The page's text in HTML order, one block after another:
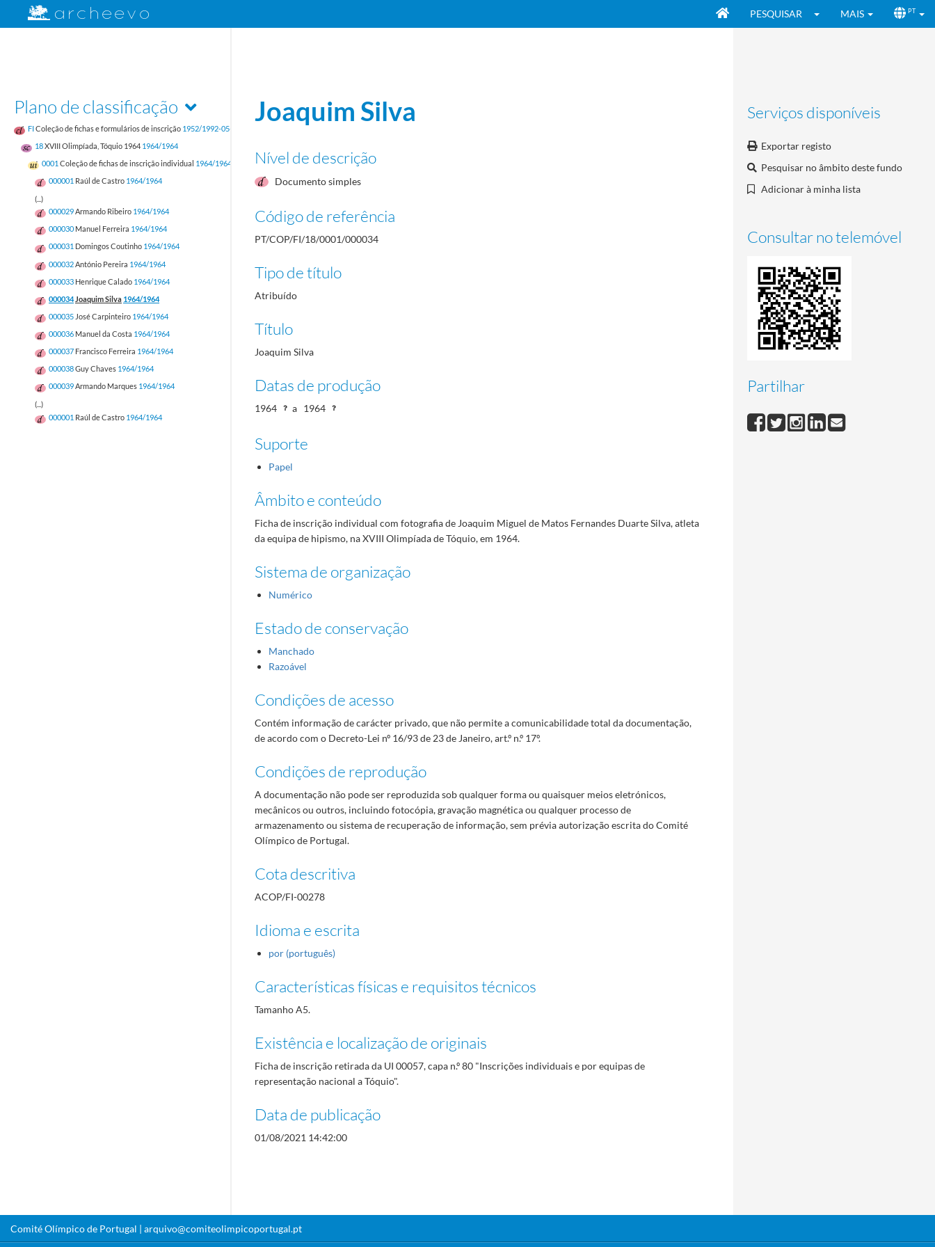
PESQUISAR MAIS PT
Plano de classificação
FIColeção de fichas e formulários de inscrição 1952/1992-05-17
18XVIII Olimpíada, Tóquio 1964 1964/1964
0001 Coleção de fichas de inscrição individual 1964/1964
000001 Raúl de Castro 1964/1964
(...)
000029Armando Ribeiro 1964/1964
000030 Manuel Ferreira 1964/1964
000031 Domingos Coutinho 1964/1964
000032António Pereira 1964/1964
000033 Henrique Calado 1964/1964
000034 Joaquim Silva 1964/1964
000035 José Carpinteiro 1964/1964
000036 Manuel da Costa 1964/1964
000037 Francisco Ferreira 1964/1964
000038Guy Chaves 1964/1964
000039Armando Marques 1964/1964
(...)
000001 Raúl de Castro 1964/1964
Serviços disponíveis
Exportar registo
Pesquisar no âmbito deste fundo
Adicionar à minha lista
Consultar no telemóvel
Partilhar
Joaquim Silva
Nível de descrição
Documento simples
Código de referência
PT/COP/FI/18/0001/000034
Tipo de título
Atribuído
Título
Joaquim Silva
Datas de produção
1964 a 1964
Suporte
Papel
Âmbito e conteúdo
Ficha de inscrição individual com fotografia de Joaquim Miguel de Matos Fernandes Duarte Silva, atleta
da equipa de hipismo, na XVIII Olimpíada de Tóquio, em 1964.
Sistema de organização
Numérico
Estado de conservação
Manchado
Razoável
Condições de acesso
Contém informação de carácter privado, que não permite a comunicabilidade total da documentação,
de acordo com o Decreto-Lei nº 16/93 de 23 de Janeiro, art.º n.º 17º.
Condições de reprodução
A documentação não pode ser reproduzida sob qualquer forma ou quaisquer meios eletrónicos,
mecânicos ou outros, incluindo fotocópia, gravação magnética ou qualquer processo de
armazenamento ou sistema de recuperação de informação, sem prévia autorização escrita do Comité
Olímpico de Portugal.
Cota descritiva
ACOP/FI-00278
Idioma e escrita
por (português)
Características físicas e requisitos técnicos
Tamanho A5.
Existência e localização de originais
Ficha de inscrição retirada da UI 00057, capa n.º 80 "Inscrições individuais e por equipas de
representação nacional a Tóquio".
Data de publicação
01/08/2021 14:42:00
Comité Olímpico de Portugal | arquivo@comiteolimpicoportugal.pt